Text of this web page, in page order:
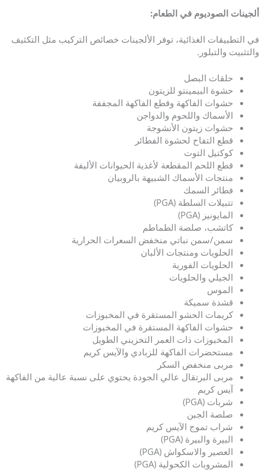
ألجينات الصوديوم في الطعام:
في التطبيقات الغذائية، توفر الألجينات خصائص التركيب مثل التكثيف
والتثبيت والتبلور.
حلقات البصل
حشوة البيمينتو للزيتون
حشوات الفاكهة وقطع الفاكهة المجففة
الأسماك واللحوم والدواجن
حشوات زيتون الأنشوجة
قطع التفاح لحشوة الفطائر
كوكتيل التوت
قطع اللحم المقطعة لأغذية الحيوانات الأليفة
منتجات الأسماك الشبيهة بالروبيان
فطائر السمك
تتبيلات السلطة (PGA)
المايونيز (PGA)
كاتشب، صلصة الطماطم
سمن/سمن نباتي منخفض السعرات الحرارية
الحلويات ومنتجات الألبان
الحلويات الفورية
الجيلي والحلويات
الموس
قشدة سميكة
كريمات الحشو المستقرة في المخبوزات
حشوات الفاكهة المستقرة في المخبوزات
المخبوزات ذات العمر التخزيني الطويل
مستحضرات الفاكهة للزبادي والآيس كريم
مربى منخفض السكر
مربى البرتقال عالي الجودة يحتوي على نسبة عالية من الفاكهة
آيس كريم
شربات (PGA)
صلصة الجبن
شراب تموج الآيس كريم
البيرة والبيرة (PGA)
العصير والاسكواش (PGA)
المشروبات الكحولية (PGA)